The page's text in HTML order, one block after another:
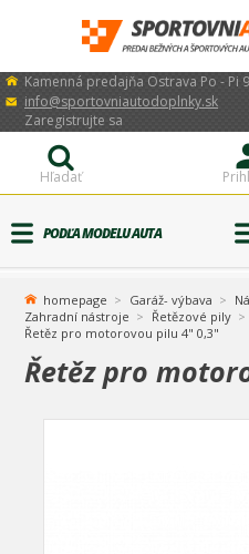
Kamenná predajňa Ostrava Po - Pi
info@sportovniautodoplnky.sk
Zaregistrujte sa
Hľadať
PODĽA MODELU AUTA
homepage Garáž- výbava
Zahradní nástroje
Řetězové pily
Řetěz pro motorovou pilu 4" 0,3"
Řetěz pro